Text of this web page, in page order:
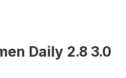
Daily 2.8 3.0